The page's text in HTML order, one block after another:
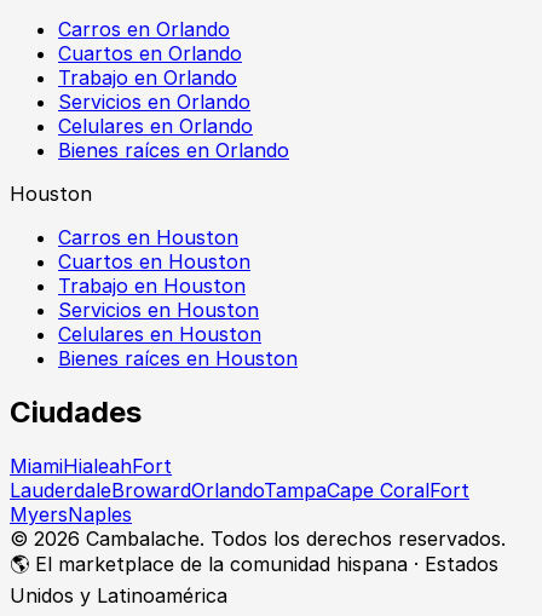
Carros en Orlando
Cuartos en Orlando
Trabajo en Orlando
Servicios en Orlando
Celulares en Orlando
Bienes raíces en Orlando
Houston
Carros en Houston
Cuartos en Houston
Trabajo en Houston
Servicios en Houston
Celulares en Houston
Bienes raíces en Houston
Ciudades
MiamiHialeahFort
LauderdaleBrowardOrlandoTampaCape CoralFort
MyersNaples
© 2026 Cambalache. Todos los derechos reservados.
🌎 El marketplace de la comunidad hispana · Estados
Unidos y Latinoamérica